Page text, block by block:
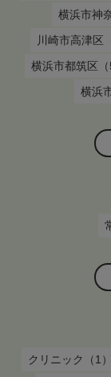
横浜市神
川崎市高津区
横浜市都筑区（
横浜
クリニック（1）